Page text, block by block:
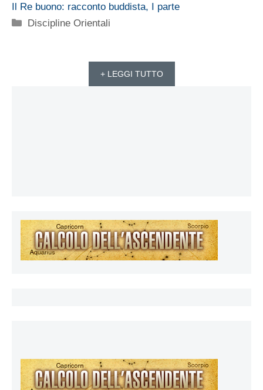
Il Re buono: racconto buddista, I parte
Categorie
Discipline Orientali
+ LEGGI TUTTO